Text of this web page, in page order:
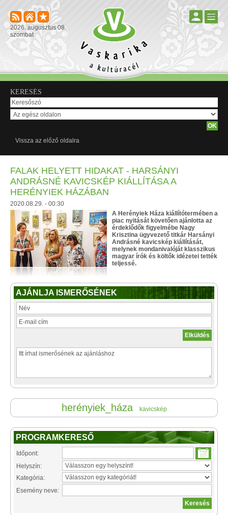
2026. augusztus 08.
szombat
KERESÉS
Vissza az előző oldalra
FALAK HELYETT HIDAKAT - HARSÁNYI
ANDRÁSNÉ KAVICSKÉP KIÁLLÍTÁSA A
HERÉNYIEK HÁZÁBAN
2020.08.29. - 00:30
A Herényiek Háza kiállítótermében a
piac nyitását követően ajánlotta az
érdeklődők figyelmébe Nagy
Krisztina ügyvezető titkár Harsányi
Andrásné kavicskép kiállítását,
melynek mondanivalóját klasszikus
magyar írók és költők idézetei tették
teljessé.
AJÁNLJA ISMERŐSÉNEK
herényiek_háza kavicskép
PROGRAMKERESŐ
Időpont:
Helyszín:
Kategória:
Esemény neve: